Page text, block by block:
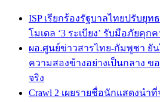
ISP เรียกร้องรัฐบาลไทยปรับยุ
โมเดล ‘3 ระเบียง’ รับมือภัยคุ
ผอ.ศูนย์ข่าวสารไทย-กัมพูชา ยั
ความสองข้างอย่างเป็นกลาง ข
จริง
Crawl 2 เผยรายชื่อนักแสดงนำ